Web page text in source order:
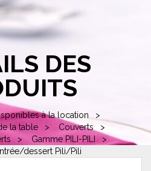
DES
à la location
la table
Couverts
Gamme PILI-PILI
dessert Pili/Pili